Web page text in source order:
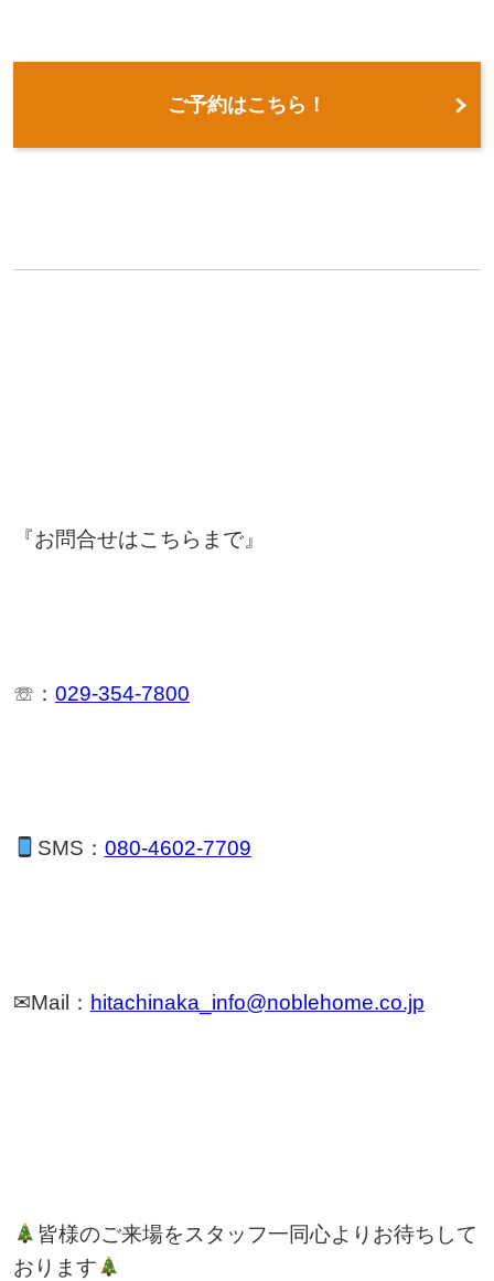
ご予約はこちら！
『お問合せはこちらまで』
☏： 029-354-7800
SMS： 080-4602-7709
✉Mail： hitachinaka_info@noblehome.co.jp
皆様のご来場をスタッフ一同心よりお待ちして
おります